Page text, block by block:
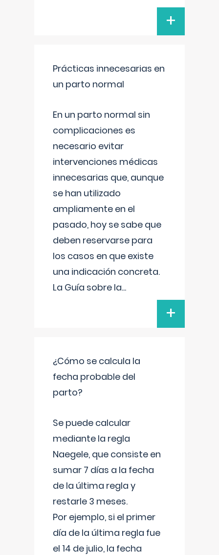
+
Prácticas innecesarias en
un parto normal
En un parto normal sin
complicaciones es
necesario evitar
intervenciones médicas
innecesarias que, aunque
se han utilizado
ampliamente en el
pasado, hoy se sabe que
deben reservarse para
los casos en que existe
una indicación concreta.
La Guía sobre la...
+
¿Cómo se calcula la
fecha probable del
parto?
Se puede calcular
mediante la regla
Naegele, que consiste en
sumar 7 días a la fecha
de la última regla y
restarle 3 meses.
Por ejemplo, si el primer
día de la última regla fue
el 14 de julio, la fecha